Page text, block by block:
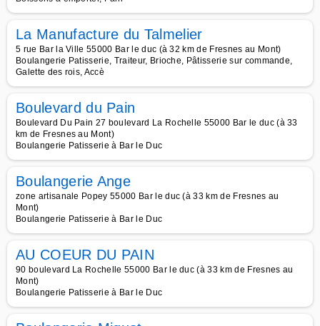
La Manufacture du Talmelier
5 rue Bar la Ville 55000 Bar le duc (à 32 km de Fresnes au Mont)
Boulangerie Patisserie, Traiteur, Brioche, Pâtisserie sur commande,
Galette des rois, Accè
Boulevard du Pain
Boulevard Du Pain 27 boulevard La Rochelle 55000 Bar le duc (à 33
km de Fresnes au Mont)
Boulangerie Patisserie à Bar le Duc
Boulangerie Ange
zone artisanale Popey 55000 Bar le duc (à 33 km de Fresnes au
Mont)
Boulangerie Patisserie à Bar le Duc
AU COEUR DU PAIN
90 boulevard La Rochelle 55000 Bar le duc (à 33 km de Fresnes au
Mont)
Boulangerie Patisserie à Bar le Duc